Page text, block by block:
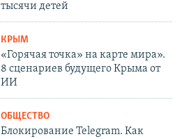
тысячи детей
КРЫМ
«Горячая точка» на карте мира».
8 сценариев будущего Крыма от
ИИ
ОБЩЕСТВО
Блокирование Telegram. Как